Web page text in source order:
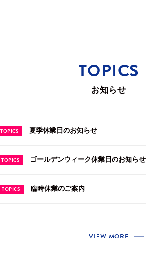
TOPICS
お知らせ
TOPICS 夏季休業日のお知らせ
TOPICS ゴールデンウィーク休業日のお知らせ
TOPICS 臨時休業のご案内
VIEW MORE